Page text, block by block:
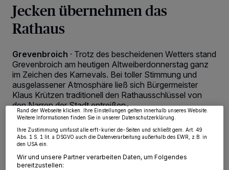
Jecken übernehmen das
Rathaus
Grevenbroich · Trotz des bescheidenen Wetters stand
Grevenbroich am heutigen Altweiberdonnerstag ganz
im Zeichen des Karnevals. Bei toller Stimmung und
ausgelassener Atmosphäre ließ sich Bürgermeister
Klaus Krützen traditionell den Rathausschlüssel von
den Narren der Stadt entreißen.
12.02.2026 , 12:13 Uhr
Wir und unsere218-Partner speichern und greifen auf personenbezogene Daten
wie Browserdaten oder eindeutige Kennungen auf Ihrem Gerät zu. Durch Auswahl
von OK aktivieren Sie Tracking-Technologien für die unter „Wir und unsere
Partner verarbeiten Daten, um Ihnen Dienste bereitzustellen“ aufgeführten
Zwecke. Wenn Tracker deaktiviert sind, sind manche Inhalte und Anzeigen
möglicherweise nicht mehr so relevant für Sie. Sie können dieses Menü jederzeit
wieder aufrufen, um Ihre Einstellungen zu ändern oder Ihre Einwilligung zu
widerrufen, indem Sie auf den Link Einstellungen oder Ablehnen am unteren
Rand der Webseite klicken. Ihre Einstellungen gelten innerhalb unseres Website.
Weitere Informationen finden Sie in unserer Datenschutzerklärung.
Ihre Zustimmung umfasst alle erft-kurier.de-Seiten und schließt gem. Art. 49
Abs. 1 S. 1 lit. a DSGVO auch die Datenverarbeitung außerhalb des EWR, z.B. in
den USA ein.
Wir und unsere Partner verarbeiten Daten, um Folgendes
bereitzustellen: